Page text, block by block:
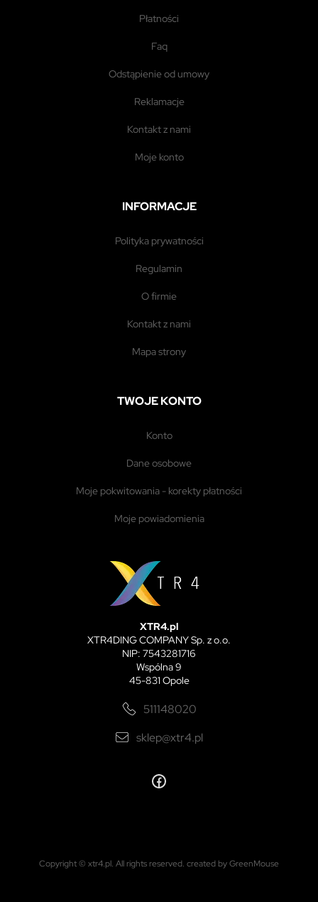
płatności
faq
odstąpienie od umowy
reklamacje
kontakt z nami
moje konto
INFORMACJE
polityka prywatności
regulamin
o firmie
kontakt z nami
mapa strony
TWOJE KONTO
konto
dane osobowe
moje pokwitowania - korekty płatności
moje powiadomienia
XTR4.pl
XTR4DING COMPANY Sp. z o.o.
NIP: 7543281716
Wspólna 9
45-831 Opole
511148020
sklep@xtr4.pl
Copyright © xtr4.pl. All rights reserved. created by GreenMouse